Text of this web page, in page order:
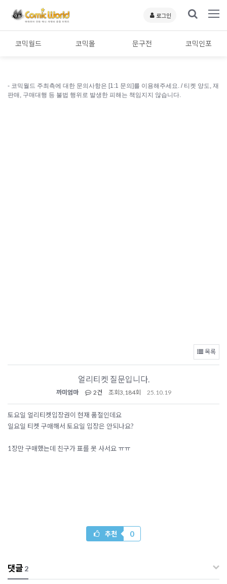
로그인
코믹월드 코믹몰 문구전 코믹인포
- 코믹월드 주최측에 대한 문의사항은 [1:1 문의]를 이용해주세요. / 티켓 양도, 재
판매, 구매대행 등 불법 행위로 발생한 피해는 책임지지 않습니다.
목록
얼리티켓 질문입니다.
까미엄마 2건 조회 3,184회 25.10.19
토요일 얼리티켓입장권이 현재 품절인데요
일요일 티켓 구매해서 토요일 입장은 안되나요?
1장만 구매했는데 친구가 표를 못 사서요 ㅠㅠ
추천 0
댓글 2